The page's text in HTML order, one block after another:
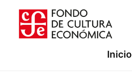
Inicio